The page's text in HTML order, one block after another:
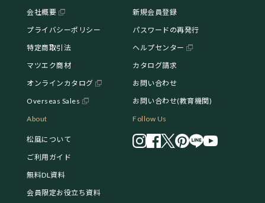
会社概要
プライバシーポリシー
特定商取引法
マツエク商材
オンラインカタログ
Overseas Sales
新規会員登録
パスワードの再発行
ヘルプセンター
カタログ請求
お問い合わせ
お問い合わせ(教育機関)
About
松風について
ご利用ガイド
無料DL資料
会員限定お役立ち資料
Follow Us